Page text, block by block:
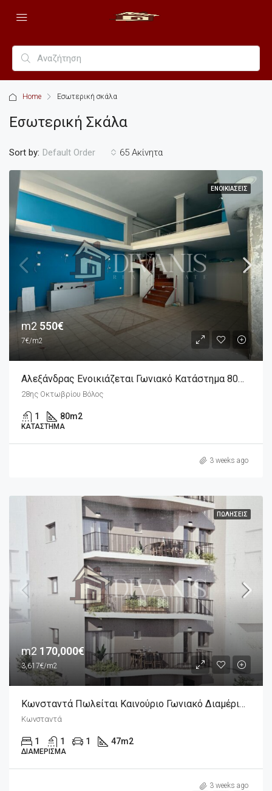
Home Εσωτερική σκάλα
Εσωτερική Σκάλα
65 Ακίνητα
Sort by: Default Order
ΕΝΟΙΚΙΆΣΕΙΣ
m2 550€
7€/m2
Αλεξάνδρας Ενοικιάζεται Γωνιακό Κατάστημα 80m2
28ης Οκτωβρίου Βόλος
1 80m2
ΚΑΤΆΣΤΗΜΑ
3 weeks ago
ΠΩΛΉΣΕΙΣ
m2 170,000€
3,617€/m2
Κωνσταντά Πωλείται Καινούριο Γωνιακό Διαμέρισμα 2άρι 47m2, 4ου Ορόφου
Κωνσταντά
1 1 1 47m2
ΔΙΑΜΈΡΙΣΜΑ
3 weeks ago